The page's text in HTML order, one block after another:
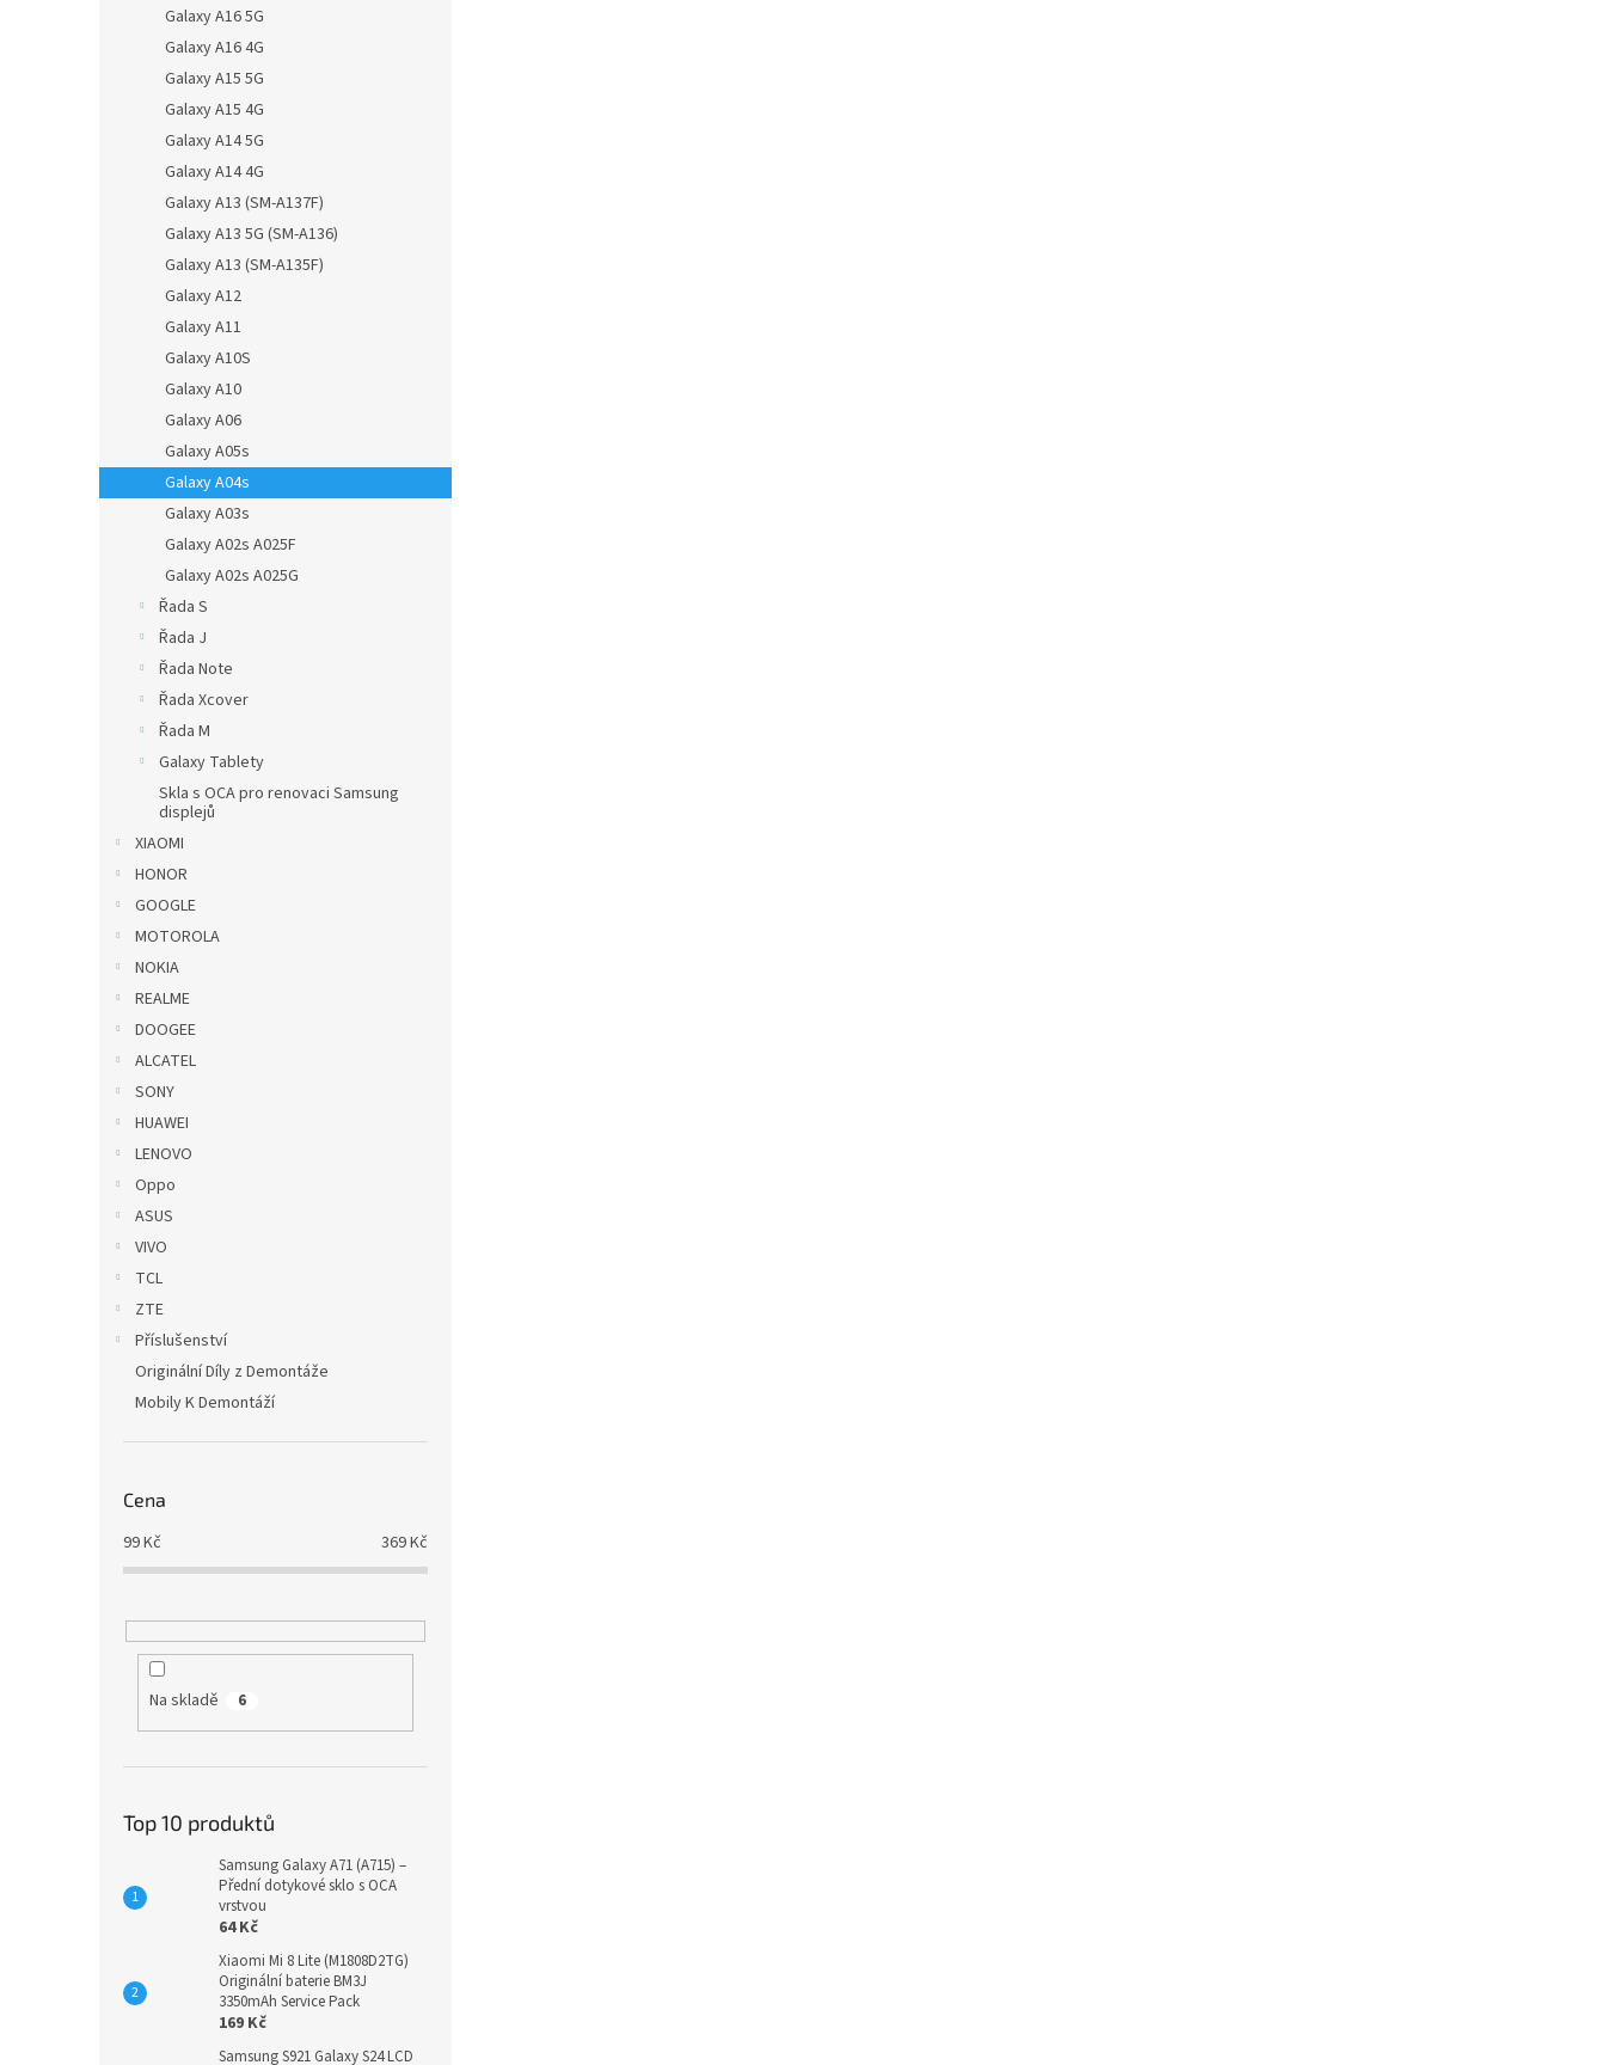
Galaxy A16 5G
Galaxy A16 4G
Galaxy A15 5G
Galaxy A15 4G
Galaxy A14 5G
Galaxy A14 4G
Galaxy A13 (SM-A137F)
Galaxy A13 5G (SM-A136)
Galaxy A13 (SM-A135F)
Galaxy A12
Galaxy A11
Galaxy A10S
Galaxy A10
Galaxy A06
Galaxy A05s
Galaxy A04s
Galaxy A03s
Galaxy A02s A025F
Galaxy A02s A025G
Řada S
Řada J
Řada Note
Řada Xcover
Řada M
Galaxy Tablety
Skla s OCA pro renovaci Samsung
displejů
XIAOMI
HONOR
GOOGLE
MOTOROLA
NOKIA
REALME
DOOGEE
ALCATEL
SONY
HUAWEI
LENOVO
Oppo
ASUS
VIVO
TCL
ZTE
Příslušenství
Originální Díly z Demontáže
Mobily K Demontáží
Cena
99Kč 369Kč
Na skladě 6
Top 10 produktů
Samsung Galaxy A71 (A715) –
Přední dotykové sklo s OCA
vrstvou
64 Kč
Xiaomi Mi 8 Lite (M1808D2TG)
Originální baterie BM3J
3350mAh Service Pack
169 Kč
Samsung S921 Galaxy S24 LCD